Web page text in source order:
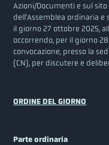
Azioni/Documenti e sul sito
dell’Assemblea ordinaria
il giorno 27 ottobre 2025,
occorrendo, per il giorno
convocazione, presso la
(CN), per discutere e
ORDINE DEL GIORNO
Parte ordinaria